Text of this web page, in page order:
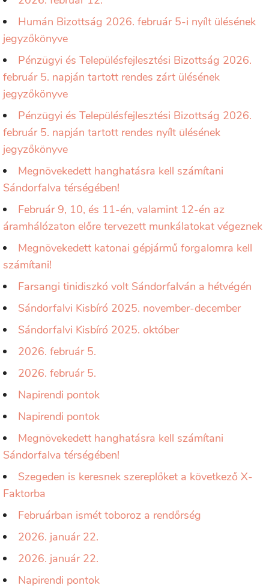
Humán Bizottság 2026. február 5-i nyílt ülésének
jegyzőkönyve
Pénzügyi és Településfejlesztési Bizottság 2026.
február 5. napján tartott rendes zárt ülésének
jegyzőkönyve
Pénzügyi és Településfejlesztési Bizottság 2026.
február 5. napján tartott rendes nyílt ülésének
jegyzőkönyve
Megnövekedett hanghatásra kell számítani
Sándorfalva térségében!
Február 9, 10, és 11-én, valamint 12-én az
áramhálózaton előre tervezett munkálatokat végeznek
Megnövekedett katonai gépjármű forgalomra kell
számítani!
Farsangi tinidiszkó volt Sándorfalván a hétvégén
Sándorfalvi Kisbíró 2025. november-december
Sándorfalvi Kisbíró 2025. október
2026. február 5.
2026. február 5.
Napirendi pontok
Napirendi pontok
Megnövekedett hanghatásra kell számítani
Sándorfalva térségében!
Szegeden is keresnek szereplőket a következő X-
Faktorba
Februárban ismét toboroz a rendőrség
2026. január 22.
2026. január 22.
Napirendi pontok